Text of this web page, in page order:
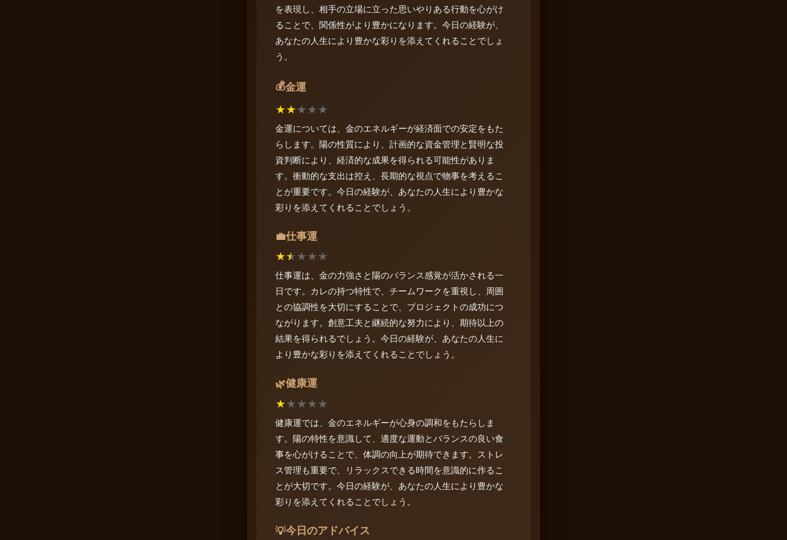
を表現し、相手の立場に立った思いやりある行動を心がけ
ることで、関係性がより豊かになります。今日の経験が、
あなたの人生により豊かな彩りを添えてくれることでしょ
う。
💰金運
★★★★★
金運については、金のエネルギーが経済面での安定をもた
らします。陽の性質により、計画的な資金管理と賢明な投
資判断により、経済的な成果を得られる可能性がありま
す。衝動的な支出は控え、長期的な視点で物事を考えるこ
とが重要です。今日の経験が、あなたの人生により豊かな
彩りを添えてくれることでしょう。
💼仕事運
★★★★★
仕事運は、金の力強さと陽のバランス感覚が活かされる一
日です。カレの持つ特性で、チームワークを重視し、周囲
との協調性を大切にすることで、プロジェクトの成功につ
ながります。創意工夫と継続的な努力により、期待以上の
結果を得られるでしょう。今日の経験が、あなたの人生に
より豊かな彩りを添えてくれることでしょう。
🌿健康運
★★★★★
健康運では、金のエネルギーが心身の調和をもたらしま
す。陽の特性を意識して、適度な運動とバランスの良い食
事を心がけることで、体調の向上が期待できます。ストレ
ス管理も重要で、リラックスできる時間を意識的に作るこ
とが大切です。今日の経験が、あなたの人生により豊かな
彩りを添えてくれることでしょう。
💡今日のアドバイス